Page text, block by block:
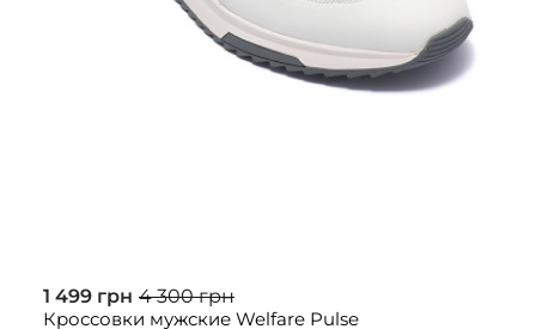
1 499 грн 4 300 грн
Кроссовки мужские Welfare Pulse